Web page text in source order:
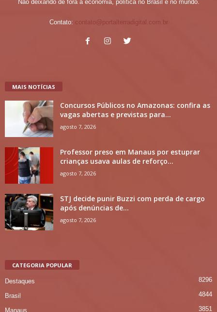
Não deixando de fora a economia, política no Brasil e no mundo.
Contato: contato@portalterradigital.com.br
MAIS NOTÍCIAS
Concursos Públicos no Amazonas: confira as
vagas abertas e previstas para...
agosto 7, 2026
Professor preso em Manaus por estuprar
crianças usava aulas de reforço...
agosto 7, 2026
STJ decide punir Buzzi com perda de cargo
após denúncias de...
agosto 7, 2026
CATEGORIA POPULAR
Destaques 8296
Brasil 4844
Manaus 3851